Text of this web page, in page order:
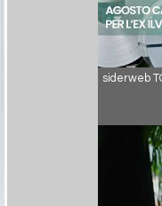
siderweb